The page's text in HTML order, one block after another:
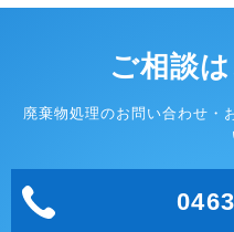
ご相談
廃棄物処理のお問い合わせ・